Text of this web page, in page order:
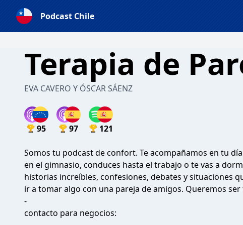
Podcast Chile
Terapia de
EVA CAVERO Y ÓSCAR SÁENZ
95 97 121
Somos tu podcast de confort. Te acompañamos en tu
en el gimnasio, conduces hasta el trabajo o te vas a
historias increíbles, confesiones, debates y situaciones
ir a tomar algo con una pareja de amigos. Queremos ser
-
contacto para negocios: